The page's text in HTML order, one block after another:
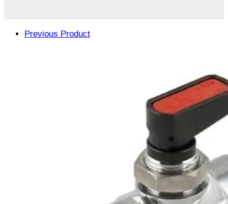
Previous Product